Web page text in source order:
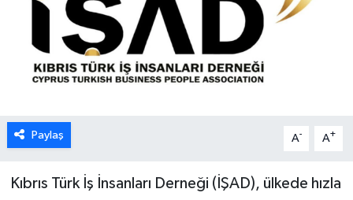
Paylaş A- A+
Kıbrıs Türk İş İnsanları Derneği (İŞAD), ülkede hızla
GÜNDEM
GÜNEY KIBRIS
KÜLTÜR SANAT
LAPTA